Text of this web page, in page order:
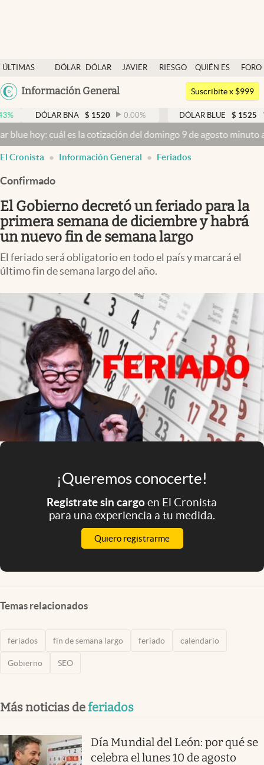
ÚLTIMAS
NOTICIAS
DÓLAR
DÓLAR
JAVIER
RIESGO
QUIÉN ES
QUIÉN
FORO
Argentina
México
Información General
Dólar
Members
Economía y Política
Finanzas y Mercados
Mercados Online
Negocios
Columnistas
Otras secciones
Infotechnology
Clase
Clima
Mundial 2026
Eventos Corporativos
El Cronista Studio
Mediakit
abre en nueva pestaña
Argentina
Suscribite x $999
BNA $ 1520 0.00% DÓLAR BLUE $ 1525 -0.33%
es la cotización del domingo 9 de agosto minuto a minuto
El Cronista Información General Feriados
Confirmado
El Gobierno decretó un feriado para la
primera semana de diciembre y habrá
un nuevo fin de semana largo
El feriado será obligatorio en todo el país y marcará el
último fin de semana largo del año.
¡Queremos conocerte!
Registrate sin cargoen El Cronista
para una experiencia a tu medida.
Quiero registrarme
Temas relacionados
feriados fin de semana largo feriado calendario
Gobierno SEO
Más noticias deferiados
Día Mundial del León: por qué se
celebra el lunes 10 de agosto